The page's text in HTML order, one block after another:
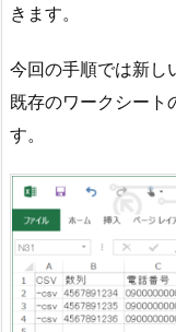
きます。
今回の手順では新し
既存のワークシート
す。